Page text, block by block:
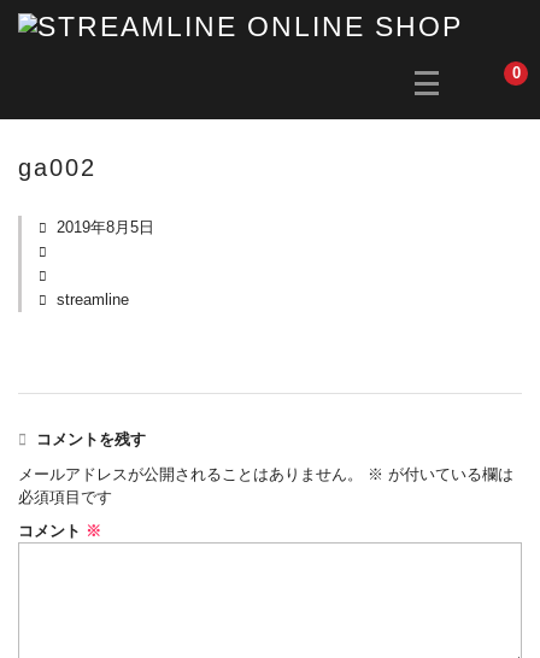
0
ga002
2019年8月5日
streamline
コメントを残す
メールアドレスが公開されることはありません。
※ が付いている欄は
必須項目です
コメント ※